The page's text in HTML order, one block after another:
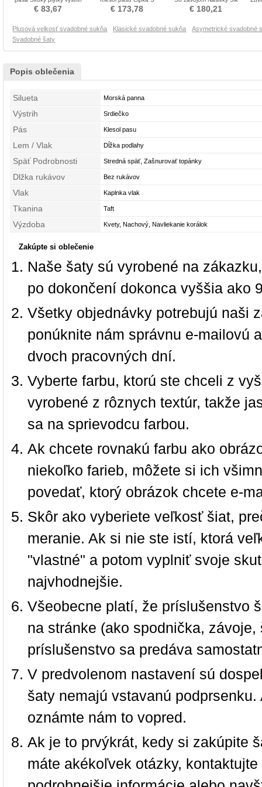
Svadobné šaty
€ 83,67
hlbokým výstrihom
Svadobné šaty
€ 173,78
Svadobné šaty
€ 180,21
Plusová velkosť svadobné sukňa Klasické svadobné sukňa
Asymetrické svadobné
Svadobné šaty
Popis oblečenia
Silueta Morská panna
Výstrih Srdiečko
Pás Klesol pasu
Lem / Vlak Dĺžka podlahy
Späť Podrobnosti Stredná späť, Zašnurovať topánky
Dlžka rukávov Bez rukávov
Vlak Kaplnka vlak
Tkanina Taft
Výzdoba Kvety, Nachový, Navliekanie korálok
Zakúpte si oblečenie
Naše šaty sú vyrobené na
po dokončení dokonca vyššia ako
Všetky objednávky potrebujú naši
ponúknite nám správnu e-mailovú
dvoch pracovných dní.
Vyberte farbu, ktorú ste chceli z
vyrobené z rôznych textúr, takže
sa na sprievodcu farbou.
Ak chcete rovnakú farbu ako
niekoľko farieb, môžete si ich
povedať, ktorý obrázok chcete e-
Skôr ako vyberiete veľkosť šiat,
meranie. Ak si nie ste istí, ktorá
"vlastné" a potom vyplniť svoje
najvhodnejšie.
Všeobecne platí, že príslušenstvo
na stránke (ako spodnička,
príslušenstvo sa predáva
V predvolenom nastavení sú
šaty nemajú vstavanú
oznámte nám to vopred.
Ak je to prvýkrát, kedy si zakúpite
máte akékoľvek otázky,